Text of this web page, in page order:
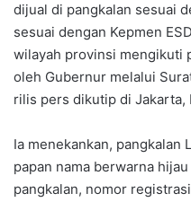
dijual di pangkalan sesuai
sesuai dengan Kepmen
wilayah provinsi mengikuti
oleh Gubernur melalui
rilis pers dikutip di Jakarta,
Ia menekankan, pangkalan
papan nama berwarna
pangkalan, nomor